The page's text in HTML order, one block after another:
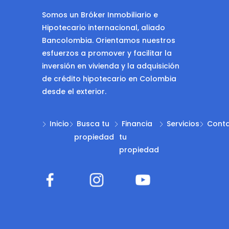
Somos un Bróker Inmobiliario e
Hipotecario internacional, aliado
Bancolombia. Orientamos nuestros
esfuerzos a promover y facilitar la
inversión en vivienda y la adquisición
de crédito hipotecario en Colombia
desde el exterior.
Inicio
Busca tu
propiedad
Financia
tu
propiedad
Servicios